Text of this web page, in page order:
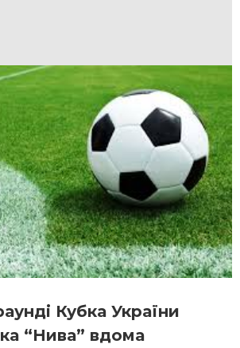
Кубка України
“Нива” вдома